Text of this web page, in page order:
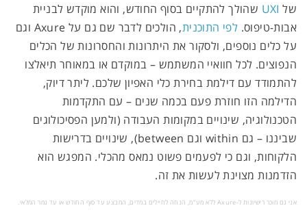
של UXI שהולך להתקיים בסוף החודש, והוא מוקדש לבניית
אבות-טיפוס. לפי התוכנית
, הולכים לדבר שם גם על Axure וגם
על כלים נוספים, ולסקור את היתרונות והחסרונות של הכלים
הנפוצים. לכל חוואיי המשתמש – במוקדם או במאוחר תיאלצו
להתמודד עם דילמת בחירת כלי האפיון שלכם. ליתר דיוק,
הדילמה הזו חוזרת פעם בכמה שנים – עם התקדמות
הטכנולוגיה, שינויים במקומות העבודה (ולמען הפסיכולוגים
שביננו – גם within וגם between), שינויים בדרישות
הלקוחות, וגם כי לפעמים פשוט נמאס מהכלי. המפגש הוא
הזדמנות מצוינת לעשות את זה.
אני גם מוכר רישיונות ל-Axure ללא מע"מ, הנחה לחיילים במדים, המבצע עד סוף החודש או עד גמר המלאי.